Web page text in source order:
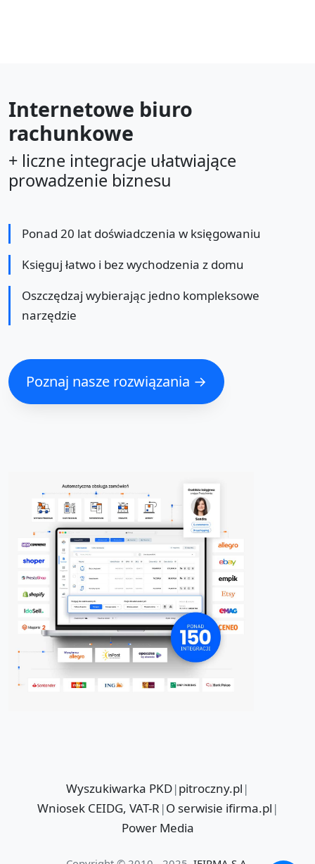
Internetowe biuro
rachunkowe
+ liczne integracje ułatwiające
prowadzenie biznesu
Ponad 20 lat doświadczenia w księgowaniu
Księguj łatwo i bez wychodzenia z domu
Oszczędzaj wybierając jedno kompleksowe
narzędzie
Poznaj nasze rozwiązania →
Wyszukiwarka PKD|pitroczny.pl |
Wniosek CEIDG, VAT-R |O serwisie ifirma.pl |
Power Media